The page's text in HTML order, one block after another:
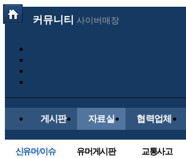
커뮤니티 사이버매장
게시판 자료실 협력업체
신유머/이슈 유머게시판 교통사고